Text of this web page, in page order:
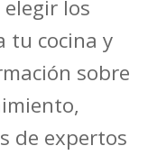
los
tu cocina y
sobre
de expertos